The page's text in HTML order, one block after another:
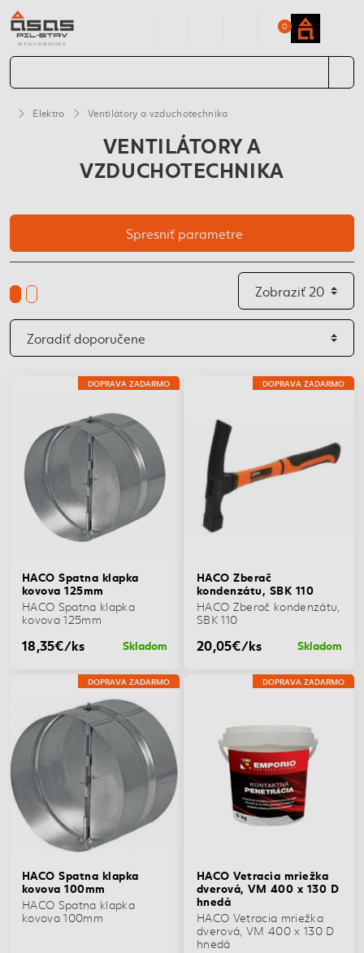
0
Elektro Ventilátory a vzduchotechnika
VENTILÁTORY A
VZDUCHOTECHNIKA
Spresniť parametre
DOPRAVA ZADARMO
HACO Spatna klapka
kovova 125mm
HACO Spatna klapka
kovova 125mm
18,35€/ks Skladom
DOPRAVA ZADARMO
HACO Zberač
kondenzátu, SBK 110
HACO Zberač kondenzátu,
SBK 110
20,05€/ks Skladom
DOPRAVA ZADARMO
HACO Spatna klapka
kovova 100mm
HACO Spatna klapka
kovova 100mm
DOPRAVA ZADARMO
HACO Vetracia mriežka
dverová, VM 400 x 130 D
hnedá
HACO Vetracia mriežka
dverová, VM 400 x 130 D
hnedá